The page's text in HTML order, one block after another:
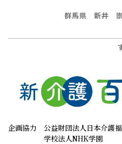
群馬県 新井 崇
企画協力
公益財団法人日本介護
学校法人NHK学園